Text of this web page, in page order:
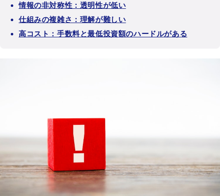
情報の非対称性：透明性が低い
仕組みの複雑さ：理解が難しい
高コスト：手数料と最低投資額のハードルがある